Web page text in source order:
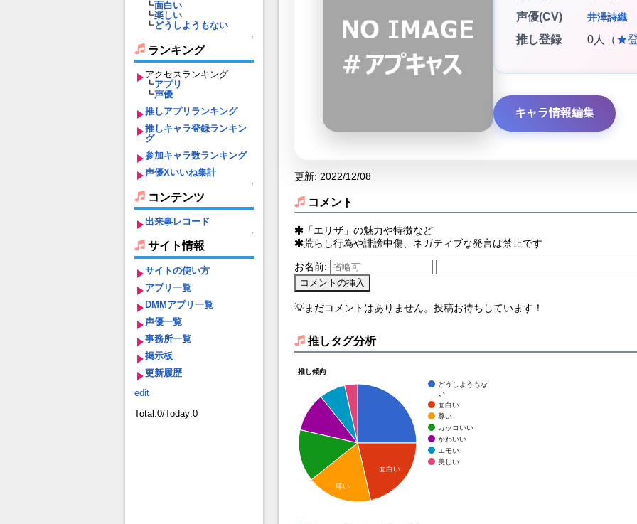
┗面白い
┗楽しい
┗どうしようもない
↑
ランキング
アクセスランキング
┗アプリ
┗声優
推しアプリランキング
推しキャラ登録ランキン
グ
参加キャラ数ランキング
声優Xいいね集計
↑
コンテンツ
出来事レコード
↑
サイト情報
サイトの使い方
アプリ一覧
DMMアプリ一覧
声優一覧
事務所一覧
掲示板
更新履歴
edit
Total:0/Today:0
声優(CV)
井澤詩織
推し登録 0人（★
キャラ情報編集
更新: 2022/12/08
コメント
「エリザ」の魅力や特徴など
荒らし行為や誹謗中傷、ネガティブな発言は禁止です
お名前:
💡まだコメントはありません。投稿お待ちしています！
推しタグ分析
推し傾向
どうしようもな
い
面白い
尊い
カッコいい
かわいい
エモい
美しい
面白い
尊い